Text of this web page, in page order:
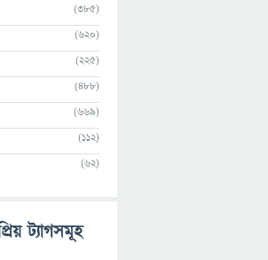
(385)
(620)
(225)
(488)
(669)
(112)
(62)
ট্যাগসমূহ